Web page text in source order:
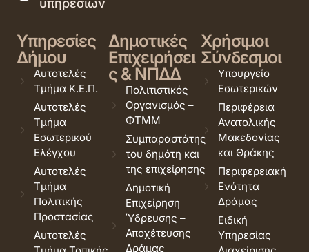
υπηρεσιών
Υπηρεσίες
Δήμου
Αυτοτελές
Τμήμα Κ.Ε.Π.
Αυτοτελές
Τμήμα
Εσωτερικού
Ελέγχου
Αυτοτελές
Τμήμα
Πολιτικής
Προστασίας
Αυτοτελές
Δημοτικές
Επιχειρήσει
ς & ΝΠΔΔ
Πολιτιστικός
Οργανισμός –
ΦΤΜΜ
Συμπαραστάτης
του δημότη και
της επιχείρησης
Δημοτική
Επιχείρηση
Ύδρευσης –
Αποχέτευσης
Δράμας
Χρήσιμοι
Σύνδεσμοι
Υπουργείο
Εσωτερικών
Περιφέρεια
Ανατολικής
Μακεδονίας
και Θράκης
Περιφερειακή
Ενότητα
Δράμας
Ειδική
Υπηρεσίας